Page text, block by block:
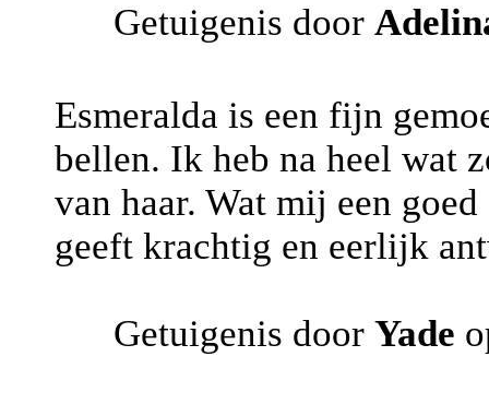
Getuigenis door
Esmeralda is een fijn
bellen. Ik heb na heel wat
van haar. Wat mij een
geeft krachtig en eerlijk
Getuigenis door Yade